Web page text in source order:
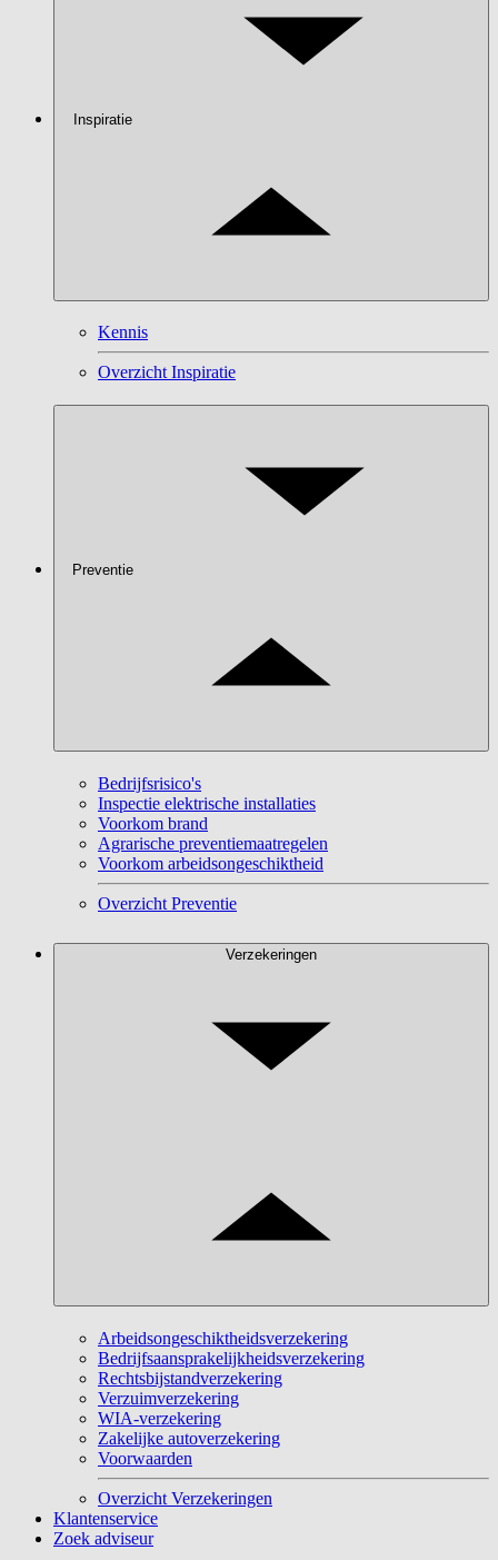
Inspiratie
Kennis
Overzicht Inspiratie
Preventie
Bedrijfsrisico's
Inspectie elektrische installaties
Voorkom brand
Agrarische preventiemaatregelen
Voorkom arbeidsongeschiktheid
Overzicht Preventie
Verzekeringen
Arbeidsongeschiktheidsverzekering
Bedrijfsaansprakelijkheidsverzekering
Rechtsbijstandverzekering
Verzuimverzekering
WIA-verzekering
Zakelijke autoverzekering
Voorwaarden
Overzicht Verzekeringen
Klantenservice
Zoek adviseur